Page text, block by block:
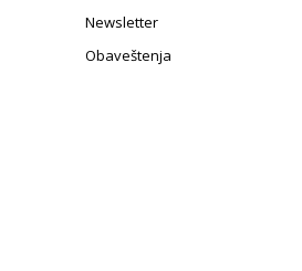
Newsletter
Obaveštenja